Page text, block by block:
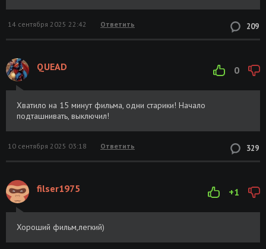
209
14 сентября 2025 22:42 Ответить
0
QUEAD
Хватило на 15 минут фильма, одни старики! Начало
подташнивать, выключил!
329
10 сентября 2025 03:18 Ответить
+1
filser1975
Хороший фильм,легкий)